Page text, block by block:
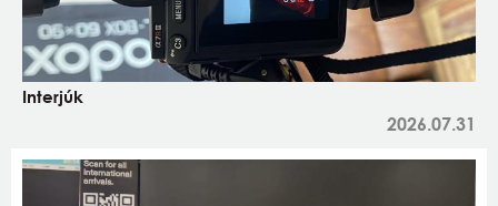
Interjúk
2026.07.31